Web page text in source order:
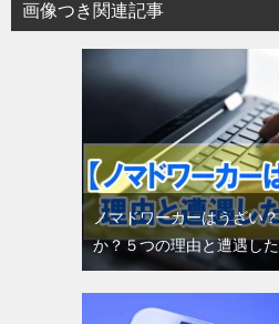
画像つき関連記事
ノマドワーカーはうざい
か？５つの理由と遭遇し